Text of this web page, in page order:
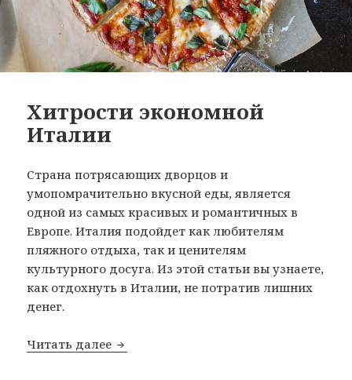
Хитрости экономной
Италии
Страна потрясающих дворцов и
умопомрачительно вкусной еды, является
одной из самых красивых и романтичных в
Европе. Италия подойдет как любителям
пляжного отдыха, так и ценителям
культурного досуга. Из этой статьи вы узнаете,
как отдохнуть в Италии, не потратив лишних
денег.
Читать далее Хитрости экономной Италии